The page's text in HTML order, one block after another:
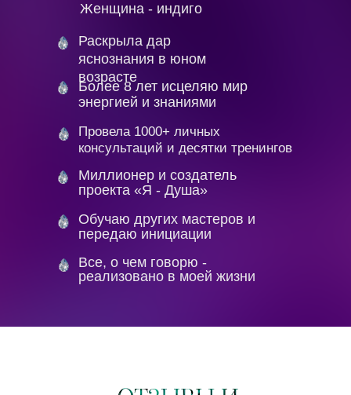
Женщина - индиго
Раскрыла дар
яснознания в юном
возрасте
Более 8 лет исцеляю мир
энергией и знаниями
Провела 1000+ личных
консультаций и десятки тренингов
Миллионер и создатель
проекта «Я - Душа»
Обучаю других мастеров и
передаю инициации
Все, о чем говорю -
реализовано в моей жизни